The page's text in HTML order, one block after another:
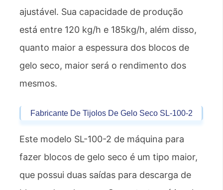
ajustável. Sua capacidade de produção
está entre 120 kg/h e 185kg/h, além disso,
quanto maior a espessura dos blocos de
gelo seco, maior será o rendimento dos
mesmos.
Fabricante De Tijolos De Gelo Seco SL-100-2
Este modelo SL-100-2 de máquina para
fazer blocos de gelo seco é um tipo maior,
que possui duas saídas para descarga de